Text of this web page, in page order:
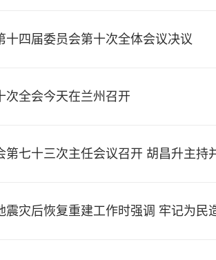
十四届委员会第十次全体会议决议
次全会今天在兰州召开
第七十三次主任会议召开 胡昌升主持
震灾后恢复重建工作时强调 牢记为民